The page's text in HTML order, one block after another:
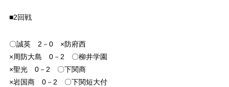
■2回戦
〇誠英 2－0 ×防府西
×周防大島 0－2 〇柳井学園
×聖光 0－2 〇下関商
×岩国商 0－2 〇下関短大付